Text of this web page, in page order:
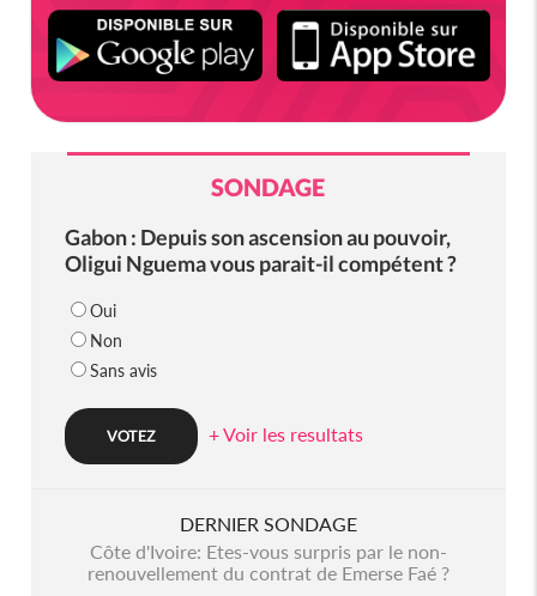
SONDAGE
Gabon : Depuis son ascension au pouvoir,
Oligui Nguema vous parait-il compétent ?
Oui
Non
Sans avis
+ Voir les resultats
DERNIER SONDAGE
Côte d'Ivoire: Etes-vous surpris par le non-
renouvellement du contrat de Emerse Faé ?